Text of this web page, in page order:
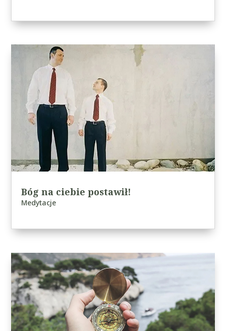
Bóg na ciebie postawił!
Medytacje